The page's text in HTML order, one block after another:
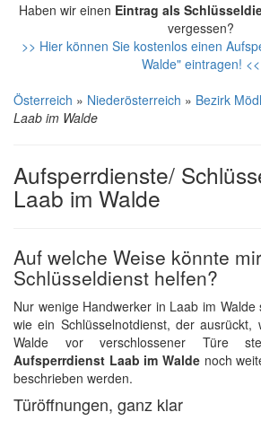
Haben wir einen Eintrag als
vergessen?
>> Hier können Sie kostenlos einen
Walde" eintragen! <<
Österreich » Niederösterreich » Bezirk
Laab im Walde
Aufsperrdienste/
Laab im Walde
Auf welche Weise könnte
Schlüsseldienst helfen?
Nur wenige Handwerker in Laab im
wie ein Schlüsselnotdienst, der
Walde vor verschlossener Türe
Aufsperrdienst Laab im Waldenoch
beschrieben werden.
Türöffnungen, ganz klar